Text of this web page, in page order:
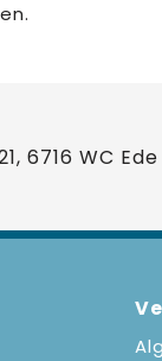
6716 WC Ede